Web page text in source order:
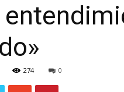
274 0